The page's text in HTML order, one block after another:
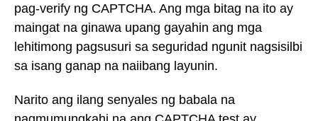
pag-verify ng CAPTCHA. Ang mga bitag na ito ay
maingat na ginawa upang gayahin ang mga
lehitimong pagsusuri sa seguridad ngunit nagsisilbi
sa isang ganap na naiibang layunin.
Narito ang ilang senyales ng babala na